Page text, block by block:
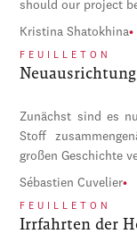
should our project
Kristina Shatokhina
FEUILLETON
Neuausrichtung
Zunächst sind es
Stoff
großen Geschichte
Sébastien Cuvelier
FEUILLETON
Irrfahrten der